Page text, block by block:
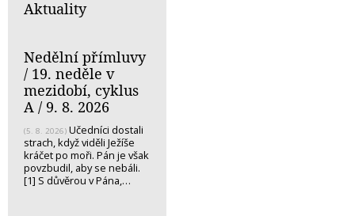
Aktuality
Nedělní přímluvy
/ 19. neděle v
mezidobí, cyklus
A / 9. 8. 2026
(5. 8. 2026) Učedníci dostali
strach, když viděli Ježíše
kráčet po moři. Pán je však
povzbudil, aby se nebáli.
[1] S důvěrou v Pána,…